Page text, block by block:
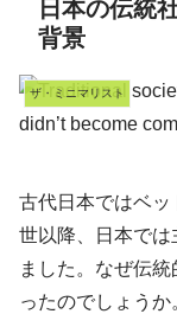
日本の伝統
背景
ザ・ミニマリスト
古代日本ではベッ
世以降、日本で
ました。なぜ伝
ったのでしょうか